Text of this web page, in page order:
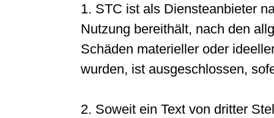
1. STC ist als Diensteanbieter
Nutzung bereithält, nach den
Schäden materieller oder
wurden, ist ausgeschlossen,
2. Soweit ein Text von dritter